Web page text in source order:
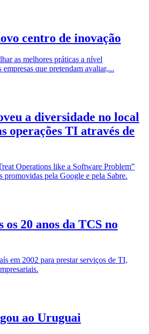
centro de inovação
as melhores práticas a nível
que pretendam avaliar,...
a diversidade no local
operações TI através de
Operations like a Software Problem”
promovidas pela Google e pela Sabre.
os 20 anos da TCS no
em 2002 para prestar serviços de TI,
ao Uruguai